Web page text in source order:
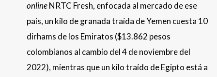
onlineNRTC Fresh, enfocada al mercado de ese
país, un kilo de granada traída de Yemen cuesta 10
dirhams de los Emiratos ($13.862 pesos
colombianos al cambio del 4 de noviembre del
2022), mientras que un kilo traído de Egipto está a